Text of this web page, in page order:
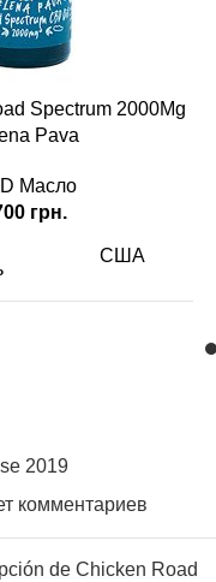
Spectrum 2000Mg
Pava
Масло
грн.
США
44 мг
2019
комментариев
de Chicken Road